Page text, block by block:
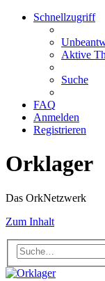
Schnellzugriff
Aktive
Suche
FAQ
Anmelden
Registrieren
Orklager
Das OrkNetzwerk
Zum Inhalt